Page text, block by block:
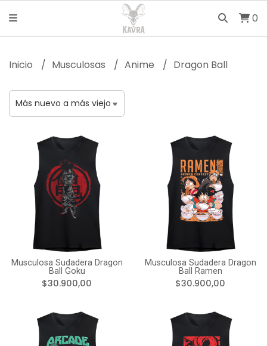
0
Inicio Musculosas Anime Dragon Ball
Musculosa Sudadera Dragon
Ball Goku
$30.900,00
Musculosa Sudadera Dragon
Ball Ramen
$30.900,00